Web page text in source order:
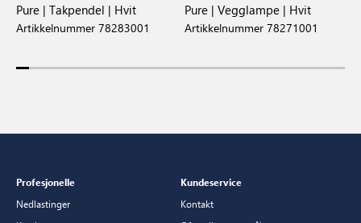
Pure | Takpendel | Hvit
Artikkelnummer 78283001
Pure | Vegglampe | Hvit
Artikkelnummer 78271001
Profesjonelle
Nedlastinger
Kundeservice
Kontakt